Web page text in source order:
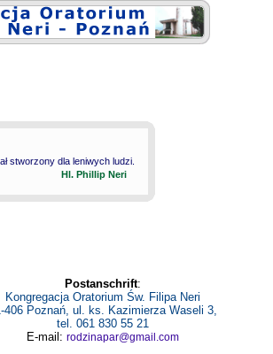
stworzony dla leniwych ludzi.
Hl. Phillip Neri
Postanschrift:
Kongregacja Oratorium Św. Filipa Neri
406 Poznań, ul. ks. Kazimierza Waseli 3,
tel. 061 830 55 21
E-mail: rodzinapar@gmail.com